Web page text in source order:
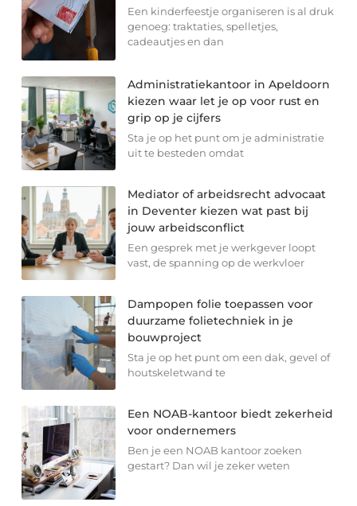
Een kinderfeestje organiseren is al druk
genoeg: traktaties, spelletjes,
cadeautjes en dan
Administratiekantoor in Apeldoorn
kiezen waar let je op voor rust en
grip op je cijfers
Sta je op het punt om je administratie
uit te besteden omdat
Mediator of arbeidsrecht advocaat
in Deventer kiezen wat past bij
jouw arbeidsconflict
Een gesprek met je werkgever loopt
vast, de spanning op de werkvloer
Dampopen folie toepassen voor
duurzame folietechniek in je
bouwproject
Sta je op het punt om een dak, gevel of
houtskeletwand te
Een NOAB-kantoor biedt zekerheid
voor ondernemers
Ben je een NOAB kantoor zoeken
gestart? Dan wil je zeker weten